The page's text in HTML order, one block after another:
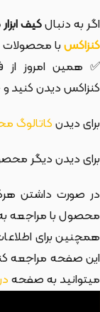
اگر به دنبالکیف
کنزاکسبا محصولات
✅ همین امروز از
کنزاکس دیدن کنید و
برای دیدنکاتالوگ
برای دیدن دیگر
در صورت داشتن
محصول با مراجعه
همچنین برای
این صفحه مراجعه
میتوانید به صفحه